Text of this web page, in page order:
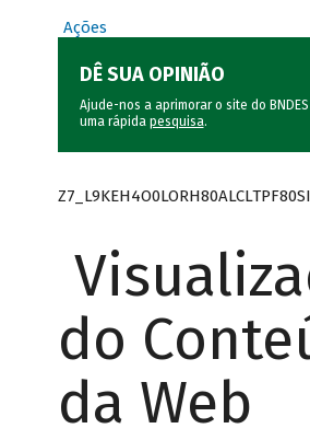
Ações
DÊ SUA OPINIÃO
Ajude-nos a aprimorar o site do
uma rápida pesquisa.
do
da Web